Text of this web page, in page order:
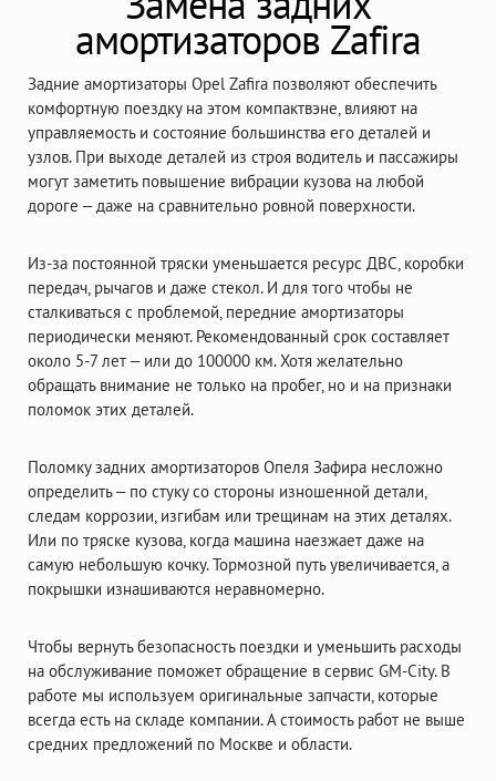
амортизаторов Zafira
Задние амортизаторы Opel Zafira позволяют обеспечить
комфортную поездку на этом компактвэне, влияют на
управляемость и состояние большинства его деталей и
узлов. При выходе деталей из строя водитель и пассажиры
могут заметить повышение вибрации кузова на любой
дороге – даже на сравнительно ровной поверхности.
Из-за постоянной тряски уменьшается ресурс ДВС, коробки
передач, рычагов и даже стекол. И для того чтобы не
сталкиваться с проблемой, передние амортизаторы
периодически меняют. Рекомендованный срок составляет
около 5-7 лет – или до 100000 км. Хотя желательно
обращать внимание не только на пробег, но и на признаки
поломок этих деталей.
Поломку задних амортизаторов Опеля Зафира несложно
определить – по стуку со стороны изношенной детали,
следам коррозии, изгибам или трещинам на этих деталях.
Или по тряске кузова, когда машина наезжает даже на
самую небольшую кочку. Тормозной путь увеличивается, а
покрышки изнашиваются неравномерно.
Чтобы вернуть безопасность поездки и уменьшить расходы
на обслуживание поможет обращение в сервис GM-City. В
работе мы используем оригинальные запчасти, которые
всегда есть на складе компании. А стоимость работ не выше
средних предложений по Москве и области.